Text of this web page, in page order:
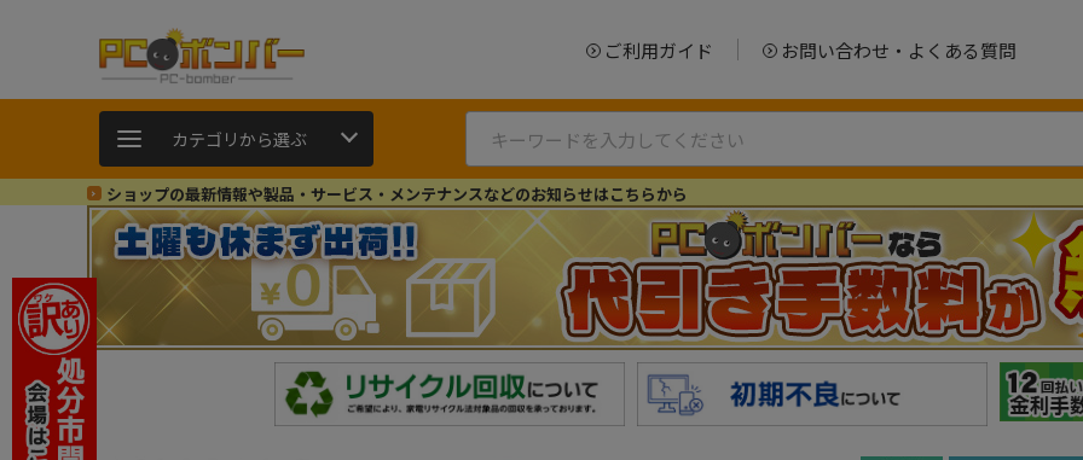
ご利用ガイド お問い合わせ・よくある質問
カテゴリから選ぶ
ショップの最新情報や製品・サービス・メンテナンスなどのお知らせはこちらから